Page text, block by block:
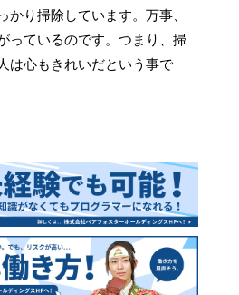
かり掃除しています。万事、
っているのです。つまり、掃
は心もきれいだという事で